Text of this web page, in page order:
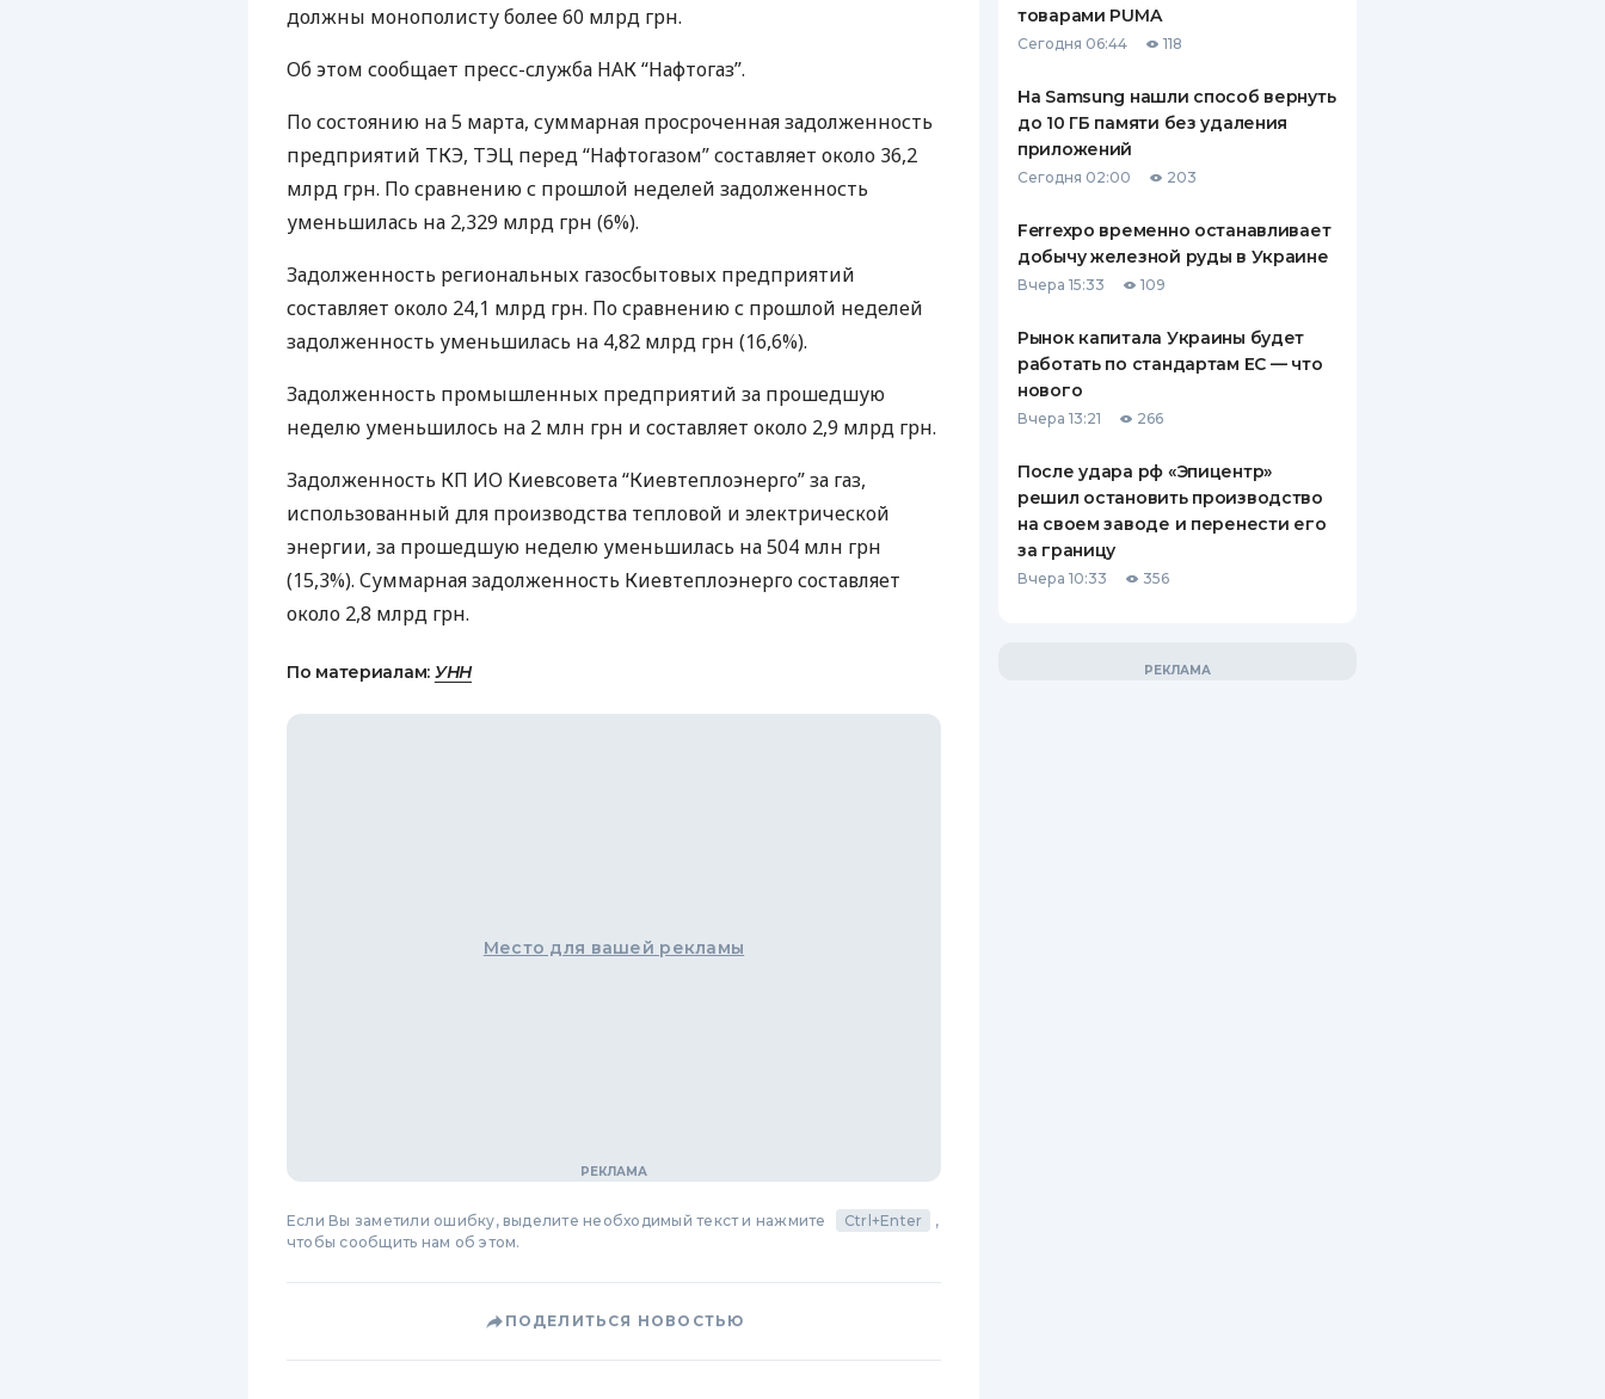
БАНКОВСКИМ КАРТАМ
ПУТЕВОДИТЕЛИ ПО
ВСЕ СТРАХОВЫЕ ПОЛИСЫ
СТРАХОВЫЕ КОМПАНИИ
КОМПАНИЯХ
должны монополисту более 60 млрд грн.
Об этом сообщает пресс-служба НАК“Нафтогаз”.
По состоянию на 5 марта, суммарная просроченная задолженность
предприятий ТКЭ, ТЭЦ перед “Нафтогазом” составляет около 36,2
млрд грн. По сравнению с прошлой неделей задолженность
уменьшилась на 2,329 млрд грн (6%).
Задолженность региональных газосбытовых предприятий
составляет около 24,1 млрд грн. По сравнению с прошлой неделей
задолженность уменьшилась на 4,82 млрд грн (16,6%).
Задолженность промышленных предприятий за прошедшую
неделю уменьшилось на 2 млн грн и составляет около 2,9 млрд грн.
Задолженность КП ИО Киевсовета “Киевтеплоэнерго” за газ,
использованный для производства тепловой и электрической
энергии, за прошедшую неделю уменьшилась на 504 млн грн
(15,3%). Суммарная задолженность Киевтеплоэнерго составляет
около 2,8 млрд грн.
По материалам: УНН
Место для вашей рекламы
Если Вы заметили ошибку, выделите необходимый текст и нажмите Ctrl+Enter
,
чтобы сообщить нам об этом.
ПОДЕЛИТЬСЯ НОВОСТЬЮ
товарами PUMA
Сегодня 06:44 118
На Samsung нашли способ вернуть
до 10 ГБ памяти без удаления
приложений
Сегодня 02:00 203
Ferrexpo временно останавливает
добычу железной руды в Украине
Вчера 15:33 109
Рынок капитала Украины будет
работать по стандартам ЕС — что
нового
Вчера 13:21 266
После удара рф «Эпицентр»
решил остановить производство
на своем заводе и перенести его
за границу
Вчера 10:33 356